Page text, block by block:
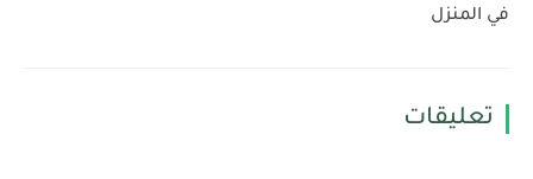
في المنزل
تعليقات